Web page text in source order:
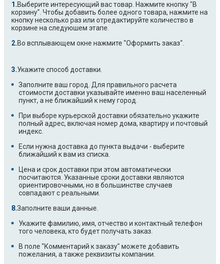
Выберите интересующий вас товар. Нажмите кнопку "В
корзину". Чтобы добавить более одного товара, нажмите на
кнопку несколько раз или отредактируйте количество в
корзине на следуюшем этапе.
Во всплывающем окне нажмите "Оформить заказ".
Укажите способ доставки.
Заполните ваш город. Для правильного расчета
стоимости доставки указывайте именно ваш населенный
пункт, а не ближайший к нему город.
При выборе курьерской доставки обязательно укажите
полный адрес, включая номер дома, квартиру и почтовый
индекс.
Если нужна доставка до пункта выдачи - выберите
ближайший к вам из списка.
Цена и срок доставки при этом автоматически
посчитаются. Указанные сроки доставки являются
ориентировочными, но в большинстве случаев
совпадают с реальными.
Заполните ваши данные.
Укажите фамилию, имя, отчество и контактный телефон
того человека, кто будет получать заказ.
В поле "Комментарий к заказу" можете добавить
пожелания, а также реквизиты компании.